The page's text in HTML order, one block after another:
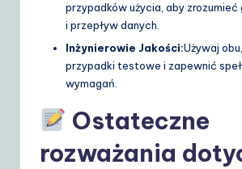
przypadków użycia, aby zrozumieć
i przepływ danych.
Inżynierowie Jakości:Używaj
przypadki testowe i zapewnić
wymagań.
Ostateczne
rozważania